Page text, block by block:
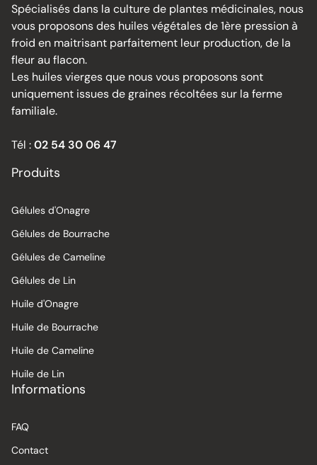
Spécialisés dans la culture de plantes médicinales, nous
vous proposons des huiles végétales de 1ère pression à
froid en maitrisant parfaitement leur production, de la
fleur au flacon.
Les huiles vierges que nous vous proposons sont
uniquement issues de graines récoltées sur la ferme
familiale.
Tél :02 54 30 06 47
Produits
Gélules d'Onagre
Gélules de Bourrache
Gélules de Cameline
Gélules de Lin
Huile d'Onagre
Huile de Bourrache
Huile de Cameline
Huile de Lin
Informations
FAQ
Contact